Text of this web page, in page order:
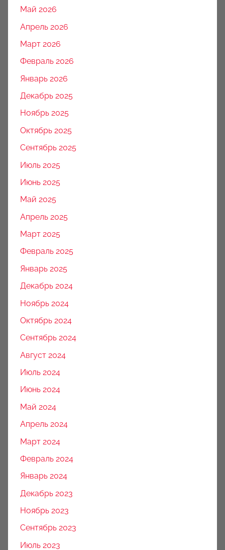
Май 2026
Апрель 2026
Март 2026
Февраль 2026
Январь 2026
Декабрь 2025
Ноябрь 2025
Октябрь 2025
Сентябрь 2025
Июль 2025
Июнь 2025
Май 2025
Апрель 2025
Март 2025
Февраль 2025
Январь 2025
Декабрь 2024
Ноябрь 2024
Октябрь 2024
Сентябрь 2024
Август 2024
Июль 2024
Июнь 2024
Май 2024
Апрель 2024
Март 2024
Февраль 2024
Январь 2024
Декабрь 2023
Ноябрь 2023
Сентябрь 2023
Июль 2023